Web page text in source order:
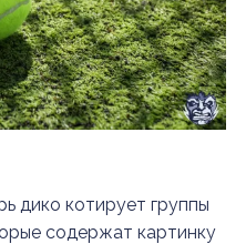
дико котирует группы
содержат картинку